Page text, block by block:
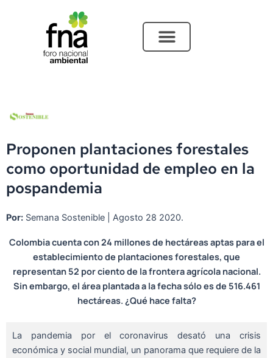
Proponen plantaciones forestales
como oportunidad de empleo en la
pospandemia
Por: Semana Sostenible | Agosto 28 2020.
Colombia cuenta con 24 millones de hectáreas aptas para el
establecimiento de plantaciones forestales, que
representan 52 por ciento de la frontera agrícola nacional.
Sin embargo, el área plantada a la fecha sólo es de 516.461
hectáreas. ¿Qué hace falta?
La pandemia por el coronavirus desató una crisis
económica y social mundial, un panorama que requiere de la